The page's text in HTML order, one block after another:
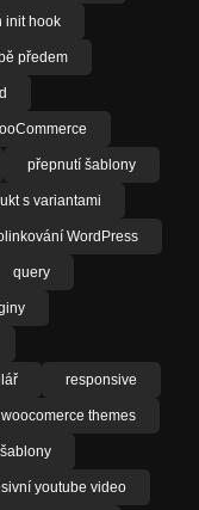
init hook
předem
přepnutí šablony
s variantami
WordPress
query
responsive
themes
youtube video